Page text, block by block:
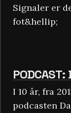
Signaler er
fot&hellip;
PODCAST:
I 10 år, fra
podcasten